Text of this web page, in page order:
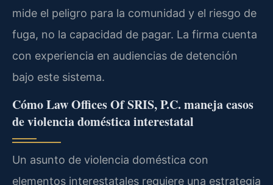
mide el peligro para la comunidad y el riesgo de
fuga, no la capacidad de pagar. La firma cuenta
con experiencia en audiencias de detención
bajo este sistema.
Cómo Law Offices Of SRIS, P.C. maneja casos
de violencia doméstica interestatal
Un asunto de violencia doméstica con
elementos interestatales requiere una estrategia